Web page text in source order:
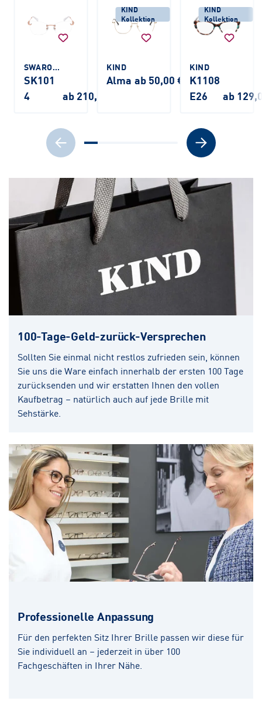
SWAROVSKI
SK101
4
ab 210,00 €
KIND
Kollektion
KIND
Alma ab 50,00 €
KIND
Kollektion
KIND
K1108
E26
ab
100-Tage-Geld-zurück-Versprechen
Sollten Sie einmal nicht restlos zufrieden sein, können
Sie uns die Ware einfach innerhalb der ersten 100 Tage
zurücksenden und wir erstatten Ihnen den vollen
Kaufbetrag – natürlich auch auf jede Brille mit
Sehstärke.
Professionelle Anpassung
Für den perfekten Sitz Ihrer Brille passen wir diese für
Sie individuell an – jederzeit in über 100
Fachgeschäften in Ihrer Nähe.